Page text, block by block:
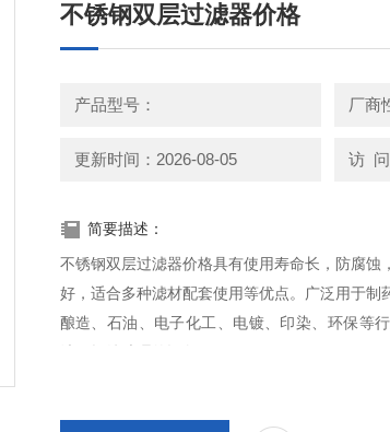
不锈钢双层过滤器价格
产品型号： 厂商
更新时间：2026-08-05 访
简要描述：
不锈钢双层过滤器价格具有使用寿命长，防腐蚀
好，适合多种滤材配套使用等优点。广泛用于制
酿造、石油、电子化工、电镀、印染、环保等
清、提纯处理的设备。